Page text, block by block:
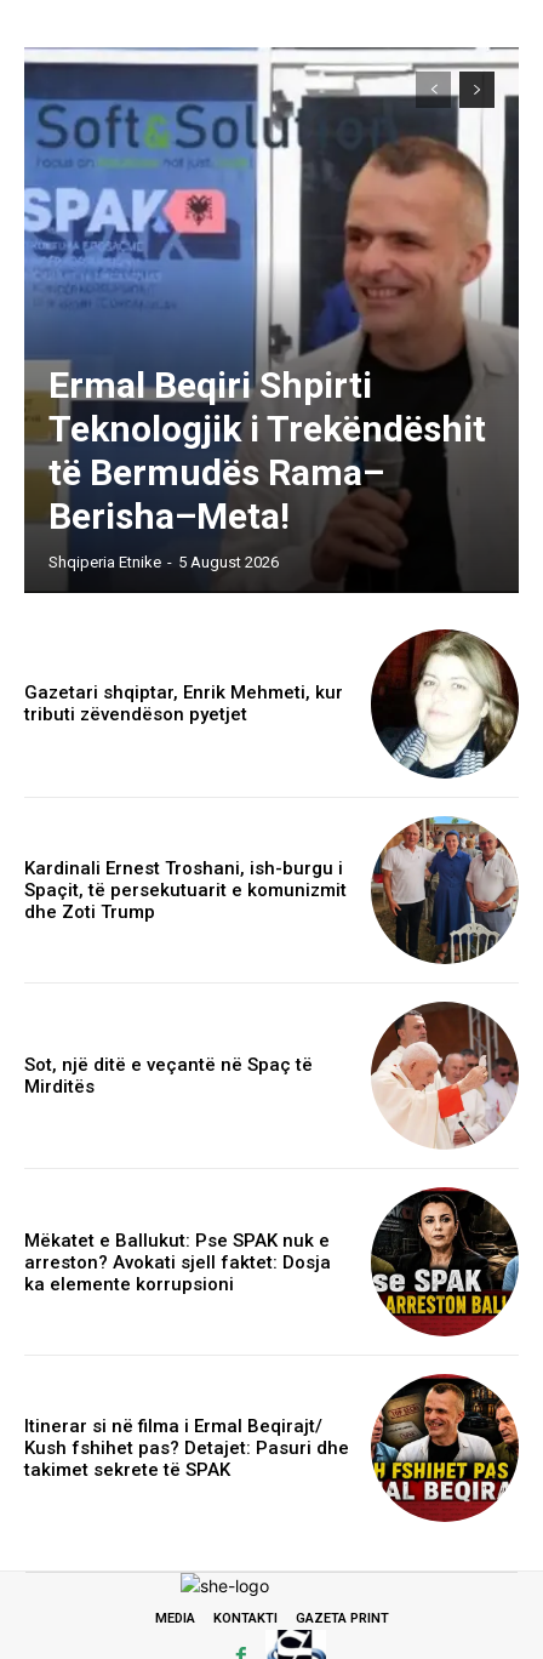
Ermal Beqiri Shpirti
Teknologjik i Trekëndëshit
të Bermudës Rama–
Berisha–Meta!
Shqiperia Etnike - 5 August 2026
Gazetari shqiptar, Enrik Mehmeti, kur
tributi zëvendëson pyetjet
Kardinali Ernest Troshani, ish-burgu i
Spaçit, të persekutuarit e komunizmit
dhe Zoti Trump
Sot, një ditë e veçantë në Spaç të
Mirditës
Mëkatet e Ballukut: Pse SPAK nuk e
arreston? Avokati sjell faktet: Dosja
ka elemente korrupsioni
Itinerar si në filma i Ermal Beqirajt/
Kush fshihet pas? Detajet: Pasuri dhe
takimet sekrete të SPAK
MEDIA KONTAKTI GAZETA PRINT